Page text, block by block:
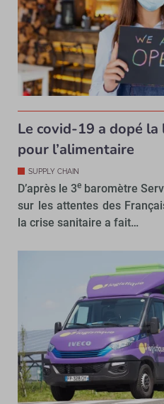
Le covid-19 a dopé
pour l’alimentaire
SUPPLY CHAIN
D’après le 3e baromètre
sur les attentes des
la crise sanitaire a fait…